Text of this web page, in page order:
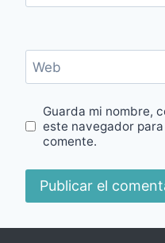
Web
Guarda mi nombre,
este navegador
comente.